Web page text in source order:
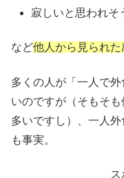
寂しいと思われそ
など他人から見られ
多くの人が「一人で
いのですが（そもそ
多いですし）、一人
も事実。